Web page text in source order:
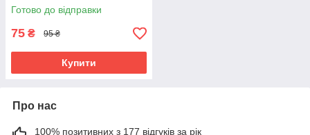
Готово до відправки
75 ₴ 95 ₴
Купити
Про нас
100% позитивних з 177 відгуків за рік